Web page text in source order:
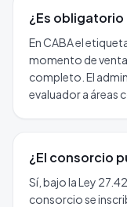
¿Es
En CABA el
momento de venta
completo. El
evaluador a áreas
¿El consorcio
Sí, bajo la Ley
consorcio se